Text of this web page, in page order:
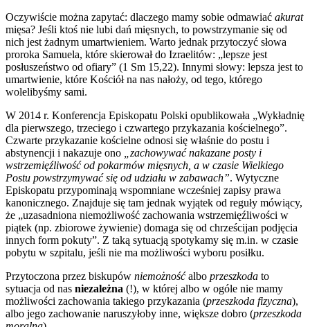
Oczywiście można zapytać: dlaczego mamy sobie odmawiać akurat
mięsa? Jeśli ktoś nie lubi dań mięsnych, to powstrzymanie się od
nich jest żadnym umartwieniem. Warto jednak przytoczyć słowa
proroka Samuela, które skierował do Izraelitów: „lepsze jest
posłuszeństwo od ofiary” (1 Sm 15,22). Innymi słowy: lepsza jest to
umartwienie, które Kościół na nas nałoży, od tego, którego
wolelibyśmy sami.
W 2014 r. Konferencja Episkopatu Polski opublikowała „Wykładnię
dla pierwszego, trzeciego i czwartego przykazania kościelnego”.
Czwarte przykazanie kościelne odnosi się właśnie do postu i
abstynencji i nakazuje ono
„zachowywać nakazane posty i
wstrzemięźliwość od pokarmów mięsnych, a w czasie Wielkiego
Postu powstrzymywać się od udziału w zabawach”. Wytyczne
Episkopatu przypominają wspomniane wcześniej zapisy prawa
kanonicznego. Znajduje się tam jednak wyjątek od reguły mówiący,
że „uzasadniona niemożliwość zachowania wstrzemięźliwości w
piątek (np. zbiorowe żywienie) domaga się od chrześcijan podjęcia
innych form pokuty”. Z taką sytuacją spotykamy się m.in. w czasie
pobytu w szpitalu, jeśli nie ma możliwości wyboru posiłku.
Przytoczona przez biskupów niemożnośćalbo przeszkoda to
sytuacja od nas niezależna (!), w której albo w ogóle nie mamy
możliwości zachowania takiego przykazania (przeszkoda fizyczna),
albo jego zachowanie naruszyłoby inne, większe dobro (przeszkoda